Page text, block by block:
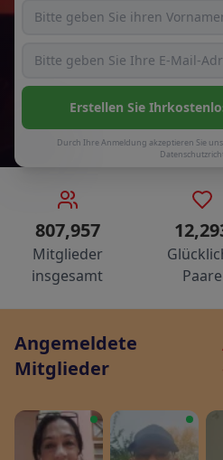
Erstellen Sie Ihr
Durch Ihre Anmeldung akzeptieren Sie
807,957
Mitglieder
insgesamt
Paare
Angemeldete
Mitglieder